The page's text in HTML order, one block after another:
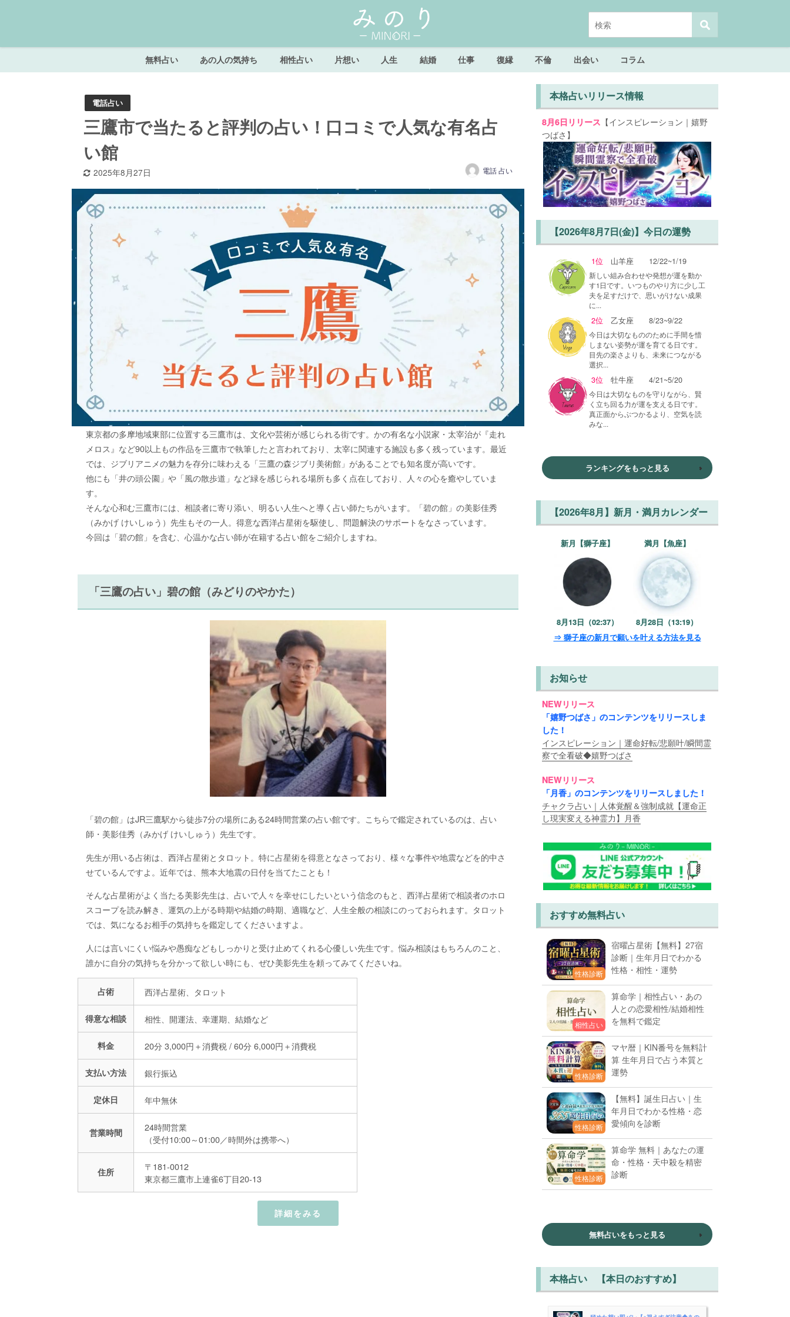
無料占い あの人の気持ち 相性占い 片想い 人生 結婚 仕事 復縁 不倫 出会い コラム
電話占い
三鷹市で当たると評判の占い！口コミで人気な有名占
い館
2025年8月27日 電話 占い
東京都の多摩地域東部に位置する三鷹市は、文化や芸術が感じられる街です。かの有名な小説家・太宰治が『走れ
メロス』など90以上もの作品を三鷹市で執筆したと言われており、太宰に関連する施設も多く残っています。最近
では、ジブリアニメの魅力を存分に味わえる「三鷹の森ジブリ美術館」があることでも知名度が高いです。
他にも「井の頭公園」や「風の散歩道」など緑を感じられる場所も多く点在しており、人々の心を癒やしていま
す。
そんな心和む三鷹市には、相談者に寄り添い、明るい人生へと導く占い師たちがいます。「碧の館」の美影佳秀
（みかげ けいしゅう）先生もその一人。得意な西洋占星術を駆使し、問題解決のサポートをなさっています。
今回は「碧の館」を含む、心温かな占い師が在籍する占い館をご紹介しますね。
「三鷹の占い」碧の館（みどりのやかた）
「碧の館」はJR三鷹駅から徒歩7分の場所にある24時間営業の占い館です。こちらで鑑定されているのは、占い
師・美影佳秀（みかげ けいしゅう）先生です。
先生が用いる占術は、西洋占星術とタロット。特に占星術を得意となさっており、様々な事件や地震などを的中さ
せているんですよ。近年では、熊本大地震の日付を当てたことも！
そんな占星術がよく当たる美影先生は、占いで人々を幸せにしたいという信念のもと、西洋占星術で相談者のホロ
スコープを読み解き、運気の上がる時期や結婚の時期、適職など、人生全般の相談にのっておられます。タロット
では、気になるお相手の気持ちを鑑定してくださいますよ。
人には言いにくい悩みや愚痴などもしっかりと受け止めてくれる心優しい先生です。悩み相談はもちろんのこと、
誰かに自分の気持ちを分かって欲しい時にも、ぜひ美影先生を頼ってみてくださいね。
占術 西洋占星術、タロット
得意な相談 相性、開運法、幸運期、結婚など
料金 20分 3,000円＋消費税 / 60分 6,000円＋消費税
支払い方法 銀行振込
定休日 年中無休
営業時間
24時間営業
（受付10:00～01:00／時間外は携帯へ）
住所
〒181-0012
東京都三鷹市上連雀6丁目20-13
詳細をみる
本格占いリリース情報
8月6日リリース 【インスピレーション｜嬉野
つばさ】
【2026年8月7日(金)】今日の運勢
1位 山羊座 12/22~1/19
新しい組み合わせや発想が運を動か
す1日です。いつものやり方に少し工
夫を足すだけで、思いがけない成果
に...
2位 乙女座 8/23~9/22
今日は大切なもののために手間を惜
しまない姿勢が運を育てる日です。
目先の楽さよりも、未来につながる
選択...
3位 牡牛座 4/21~5/20
今日は大切なものを守りながら、賢
く立ち回る力が運を支える日です。
真正面からぶつかるより、空気を読
みな...
ランキングをもっと見る
【2026年8月】新月・満月カレンダー
新月【獅子座】
8月13日（02:37）
満月【魚座】
8月28日（13:19）
⇒ 獅子座の新月で願いを叶える方法を見る
お知らせ
NEWリリース
「嬉野つばさ」のコンテンツをリリースしま
した！
インスピレーション｜運命好転/悲願叶/瞬間霊
察で全看破◆嬉野つばさ
NEWリリース
「月香」のコンテンツをリリースしました！
チャクラ占い｜人体覚醒＆強制成就【運命正
し現実変える神霊力】月香
おすすめ無料占い
性格診断
宿曜占星術【無料】27宿
診断｜生年月日でわかる
性格・相性・運勢
相性占い
算命学｜相性占い・あの
人との恋愛相性/結婚相性
を無料で鑑定
性格診断
マヤ暦｜KIN番号を無料計
算 生年月日で占う本質と
運勢
性格診断
【無料】誕生日占い｜生
年月日でわかる性格・恋
愛傾向を診断
性格診断
算命学 無料｜あなたの運
命・性格・天中殺を精密
診断
無料占いをもっと見る
本格占い 【本日のおすすめ】